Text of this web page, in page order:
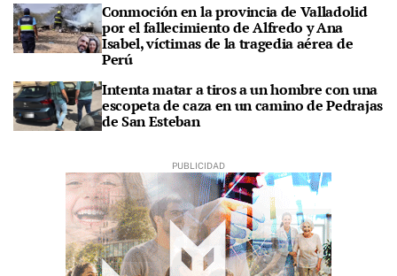
Conmoción en la provincia de Valladolid
por el fallecimiento de Alfredo y Ana
Isabel, víctimas de la tragedia aérea de
Perú
Intenta matar a tiros a un hombre con una
escopeta de caza en un camino de Pedrajas
de San Esteban